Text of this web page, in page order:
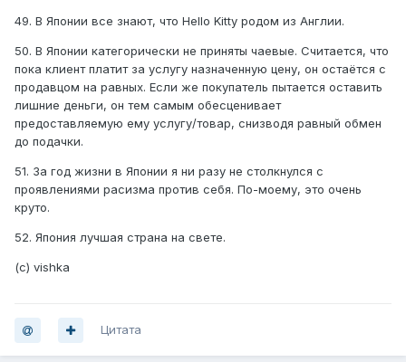
49. В Японии все знают, что Hello Kitty родом из Англии.
50. В Японии категорически не приняты чаевые. Считается, что
пока клиент платит за услугу назначенную цену, он остаётся с
продавцом на равных. Если же покупатель пытается оставить
лишние деньги, он тем самым обесценивает
предоставляемую ему услугу/товар, снизводя равный обмен
до подачки.
51. За год жизни в Японии я ни разу не столкнулся с
проявлениями расизма против себя. По-моему, это очень
круто.
52. Япония лучшая страна на свете.
(с) vishka
Цитата